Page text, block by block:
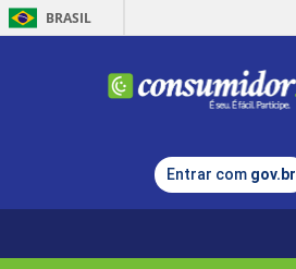
BRASIL
Entrar com gov.br